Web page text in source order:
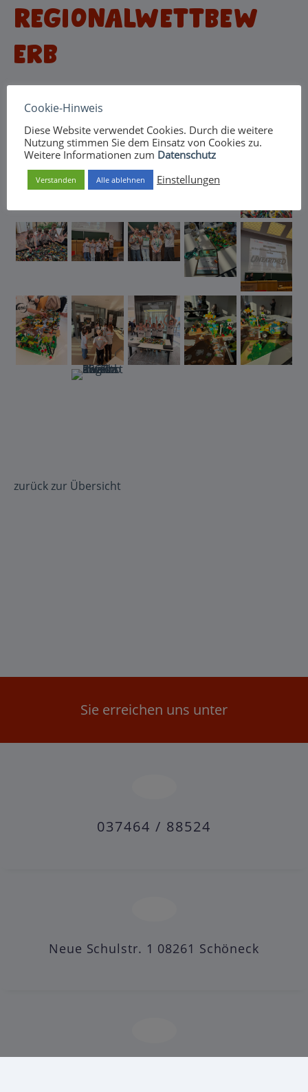
Regionalwettbew
erb
GTA Robotik am 31.01.2026 in Zwickau an der
zurück zur Übersicht
Sie erreichen uns unter
037464 / 88524
Neue Schulstr. 1 08261 Schöneck
Cookie-Hinweis
Diese Website verwendet Cookies. Durch die weitere
Nutzung stimmen Sie dem Einsatz von Cookies zu.
Weitere Informationen zum Datenschutz
Verstanden Alle ablehnen Einstellungen